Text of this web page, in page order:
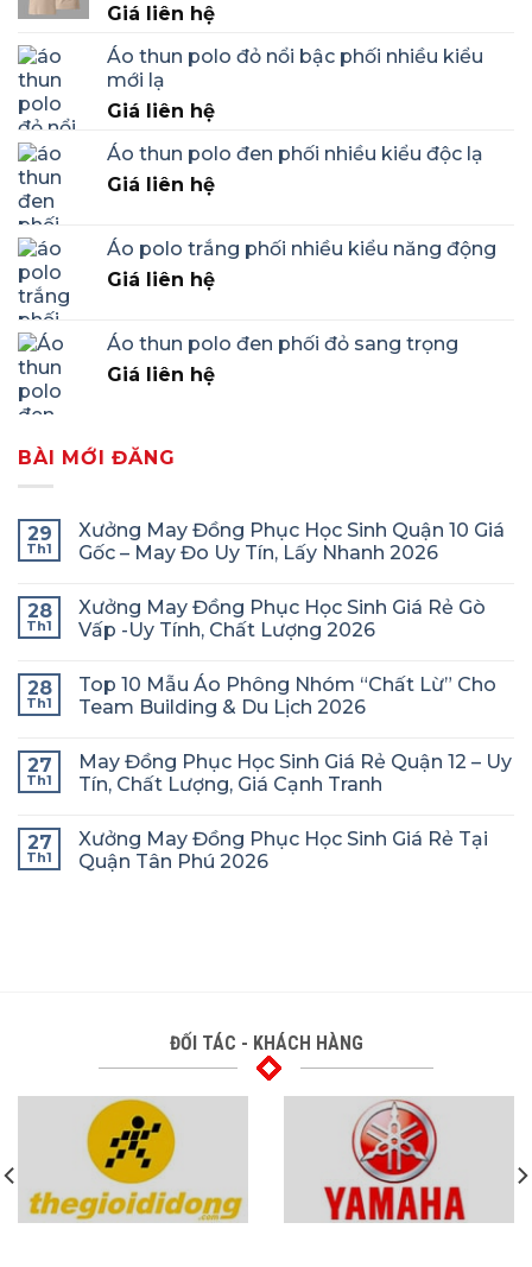
Giá liên hệ
Áo thun polo đỏ nổi bậc phối nhiều kiểu
mới lạ
Giá liên hệ
Áo thun polo đen phối nhiều kiểu độc lạ
Giá liên hệ
Áo polo trắng phối nhiều kiểu năng động
Giá liên hệ
Áo thun polo đen phối đỏ sang trọng
Giá liên hệ
BÀI MỚI ĐĂNG
29
Th1
Xưởng May Đồng Phục Học Sinh Quận 10 Giá
Gốc – May Đo Uy Tín, Lấy Nhanh 2026
28
Th1
Xưởng May Đồng Phục Học Sinh Giá Rẻ Gò
Vấp -Uy Tính, Chất Lượng 2026
28
Th1
Top 10 Mẫu Áo Phông Nhóm “Chất Lừ” Cho
Team Building & Du Lịch 2026
27
Th1
May Đồng Phục Học Sinh Giá Rẻ Quận 12 – Uy
Tín, Chất Lượng, Giá Cạnh Tranh
27
Th1
Xưởng May Đồng Phục Học Sinh Giá Rẻ Tại
Quận Tân Phú 2026
ĐỐI TÁC - KHÁCH HÀNG